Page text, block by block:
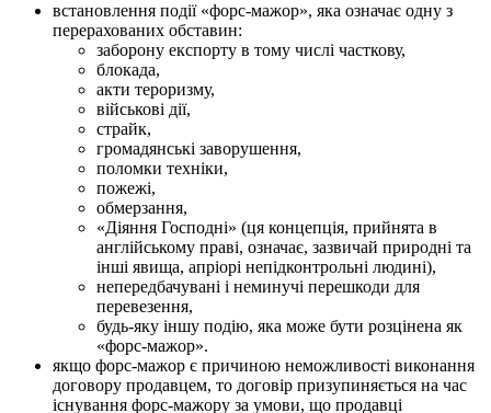
встановлення події «форс-мажор», яка означає одну з
перерахованих обставин:
заборону експорту в тому числі часткову,
блокада,
акти тероризму,
військові дії,
страйк,
громадянські заворушення,
поломки техніки,
пожежі,
обмерзання,
«Діяння Господні» (ця концепція, прийнята в
англійському праві, означає, зазвичай природні та
інші явища, апріорі непідконтрольні людині),
непередбачувані і неминучі перешкоди для
перевезення,
будь-яку іншу подію, яка може бути розцінена як
«форс-мажор».
якщо форс-мажор є причиною неможливості виконання
договору продавцем, то договір призупиняється на час
існування форс-мажору за умови, що продавці